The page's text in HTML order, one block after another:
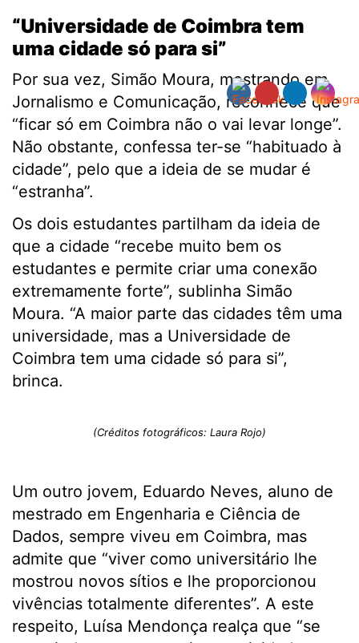
“Universidade de Coimbra tem
uma cidade só para si”
Por sua vez, Simão Moura, mestrando em
Jornalismo e Comunicação, reconhece que
“ficar só em Coimbra não o vai levar longe”.
Não obstante, confessa ter-se “habituado à
cidade”, pelo que a ideia de se mudar é
“estranha”.
Os dois estudantes partilham da ideia de
que a cidade “recebe muito bem os
estudantes e permite criar uma conexão
extremamente forte”, sublinha Simão
Moura. “A maior parte das cidades têm uma
universidade, mas a Universidade de
Coimbra tem uma cidade só para si”,
brinca.
(Créditos fotográficos: Laura Rojo)
Um outro jovem, Eduardo Neves, aluno de
mestrado em Engenharia e Ciência de
Dados, sempre viveu em Coimbra, mas
admite que “viver como universitário lhe
mostrou novos sítios e lhe proporcionou
vivências totalmente diferentes”. A este
respeito, Luísa Mendonça realça que “se